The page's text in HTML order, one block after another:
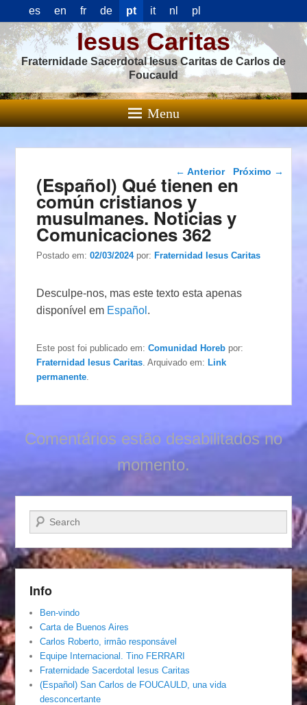
es en fr de pt it nl pl
Iesus Caritas
Fraternidade Sacerdotal Iesus Caritas de Carlos de
Foucauld
Menu
Navegação das
postagens
← Anterior Próximo →
(Español) Qué tienen en
común cristianos y
musulmanes. Noticias y
Comunicaciones 362
Postado em:02/03/2024 por:Fraternidad Iesus Caritas
Desculpe-nos, mas este texto esta apenas
disponível em Español .
Este post foi publicado em:Comunidad Horeb por:
Fraternidad Iesus Caritas . Arquivado em:Link
permanente
Comentários estão desabilitados no
momento.
Pesquisar…
Info
Ben-vindo
Carta de Buenos Aires
Carlos Roberto, irmâo responsável
Equipe Internacional. Tino FERRARI
Fraternidade Sacerdotal Iesus Caritas
(Español) San Carlos de FOUCAULD, una vida
desconcertante